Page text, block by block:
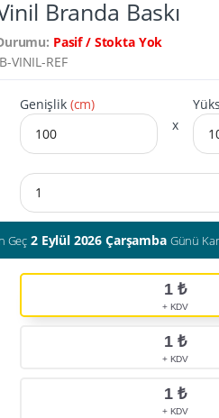
Branda Baskı
Pasif / Stokta Yok
VINIL-REF
Genişlik(cm)
x
Geç 2 Eylül 2026 Çarşamba Günü
1 ₺
+ KDV
1 ₺
+ KDV
1 ₺
+ KDV